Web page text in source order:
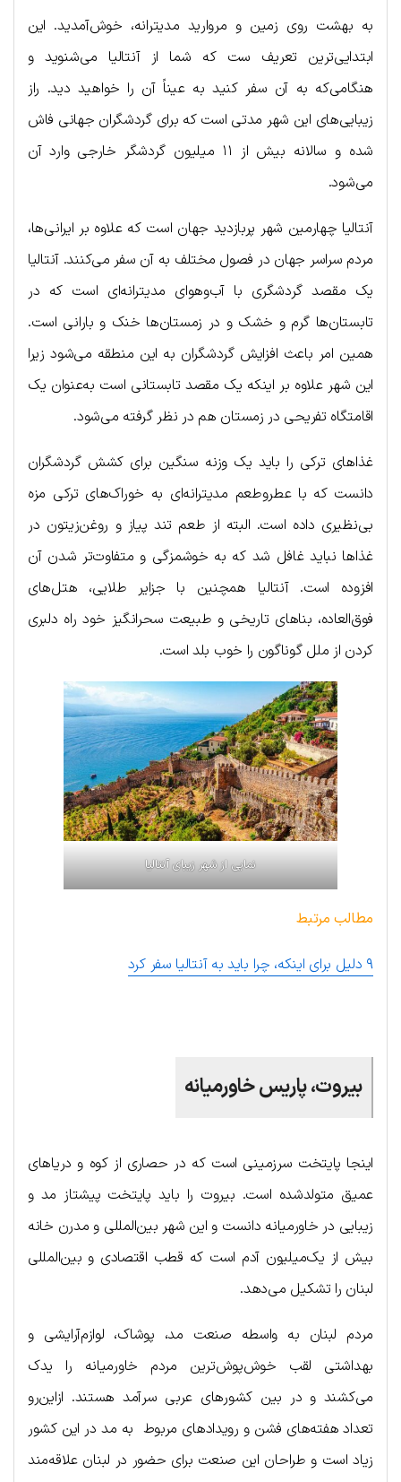
به بهشت روی زمین و مروارید مدیترانه، خوش‌آمدید. این
ابتدایی‌ترین تعریف ست که شما از آنتالیا می‌شنوید و
هنگامی‌که به آن سفر کنید به عیناً آن را خواهید دید. راز
زیبایی‌های این شهر مدتی است که برای گردشگران جهانی فاش
شده و سالانه بیش از ۱۱ میلیون گردشگر خارجی وارد آن
می‌شود.
آنتالیا چهارمین شهر پربازدید جهان است که علاوه بر ایرانی‌ها،
مردم سراسر جهان در فصول مختلف به آن سفر می‌کنند. آنتالیا
یک مقصد گردشگری با آب‌وهوای مدیترانه‌ای است که در
تابستان‌ها گرم و خشک و در زمستان‌ها خنک و بارانی است.
همین امر باعث افزایش گردشگران به این منطقه می‌شود زیرا
این شهر علاوه بر اینکه یک مقصد تابستانی است به‌عنوان یک
اقامتگاه تفریحی در زمستان هم در نظر گرفته می‌شود.
غذاهای ترکی را باید یک وزنه سنگین برای کشش گردشگران
دانست که با عطروطعم مدیترانه‌ای به خوراک‌های ترکی مزه
بی‌نظیری داده است. البته از طعم تند پیاز و روغن‌زیتون در
غذاها نباید غافل شد که به خوشمزگی و متفاوت‌تر شدن آن
افزوده است. آنتالیا همچنین با جزایر طلایی، هتل‌های
فوق‌العاده، بناهای تاریخی و طبیعت سحرانگیز خود راه دلبری
کردن از ملل گوناگون را خوب بلد است.
نمایی از شهر زیبای آنتالیا
مطالب مرتبط
۹ دلیل برای اینکه، چرا باید به آنتالیا سفر کرد
بیروت، پاریس خاورمیانه
اینجا پایتخت سرزمینی است که در حصاری از کوه و دریاهای
عمیق متولدشده است. بیروت را باید پایتخت پیشتاز مد و
زیبایی در خاورمیانه دانست و این شهر بین‌المللی و مدرن خانه
بیش از یک‌میلیون آدم است که قطب اقتصادی و بین‌المللی
لبنان را تشکیل می‌دهد.
مردم لبنان به‌ واسطه صنعت مد، پوشاک، لوازم‌آرایشی و
بهداشتی لقب خوش‌پوش‌ترین مردم خاورمیانه را یدک
می‌کشند و در بین کشورهای عربی سرآمد هستند. ازاین‌رو
تعداد هفته‌های فشن و رویدادهای مربوط به مد در این کشور
زیاد است و طراحان این صنعت برای حضور در لبنان علاقه‌مند